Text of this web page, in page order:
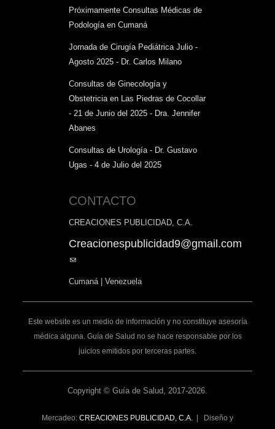
Próximamente Consultas Médicas de
Podología en Cumaná
Jornada de Cirugía Pediátrica Julio -
Agosto 2025 - Dr. Carlos Milano
Consultas de Ginecología y
Obstetricia en Las Piedras de Cocollar
- 21 de Junio del 2025 - Dra. Jennifer
Abanes
Consultas de Urología - Dr. Gustavo
Ugas - 4 de Julio del 2025
CONTACTO
CREACIONES PUBLICIDAD, C.A.
Creacionespublicidad9@gmail.com
(link
mail)
Cumaná | Venezuela
Este website es un medio de información y no constituye asesoría
médica alguna. Guía de Salud no se hace responsable por los
juicios emitidos por terceras partes.
Copyright © Guía de Salud, 2017-2026.
Mercadeo: CREACIONES PUBLICIDAD, C.A. | Diseño y